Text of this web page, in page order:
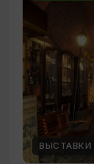
ВЫСТАВКИ